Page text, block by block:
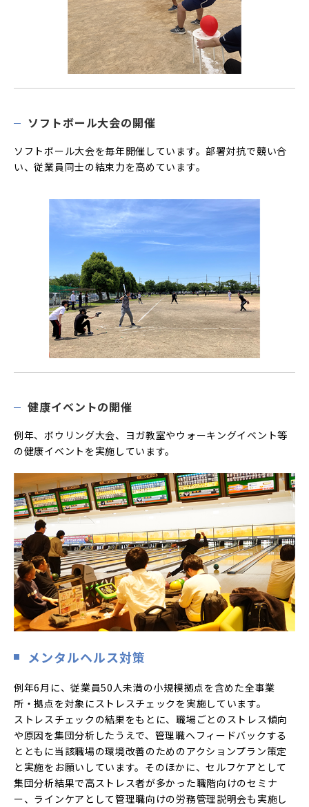
ソフトボール大会の開催
ソフトボール大会を毎年開催しています。部署対抗で競い合
い、従業員同士の結束力を高めています。
健康イベントの開催
例年、ボウリング大会、ヨガ教室やウォーキングイベント等
の健康イベントを実施しています。
メンタルヘルス対策
例年6月に、従業員50人未満の小規模拠点を含めた全事業
所・拠点を対象にストレスチェックを実施しています。
ストレスチェックの結果をもとに、職場ごとのストレス傾向
や原因を集団分析したうえで、管理職へフィードバックする
とともに当該職場の環境改善のためのアクションプラン策定
と実施をお願いしています。そのほかに、セルフケアとして
集団分析結果で高ストレス者が多かった職階向けのセミナ
ー、ラインケアとして管理職向けの労務管理説明会も実施し